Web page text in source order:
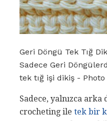
Geri Döngü Tek Tığ
Sadece Geri
tek tığ işi dikiş -
Sadece, yalnızca
crocheting ile tek bir